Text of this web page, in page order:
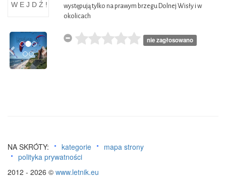
W E J D Ź !
paralotniarstwo
które w
Szlaku
Szlak
PreviousNext
występują tylko na prawym brzegu Dolnej Wisły i w
okolicach
nie zagłosowano
NA SKRÓTY: kategorie
mapa strony
polityka prywatności
2012 - 2026 © www.letnik.eu